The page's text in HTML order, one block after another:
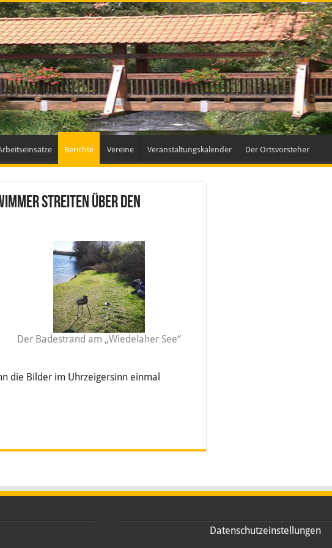
Berichte Vereine Veranstaltungskalender Der Ortsvorsteher
streiten über den
Der Badestrand am „Wiedelaher See“
die Bilder im Uhrzeigersinn einmal
Datenschutzeinstellungen